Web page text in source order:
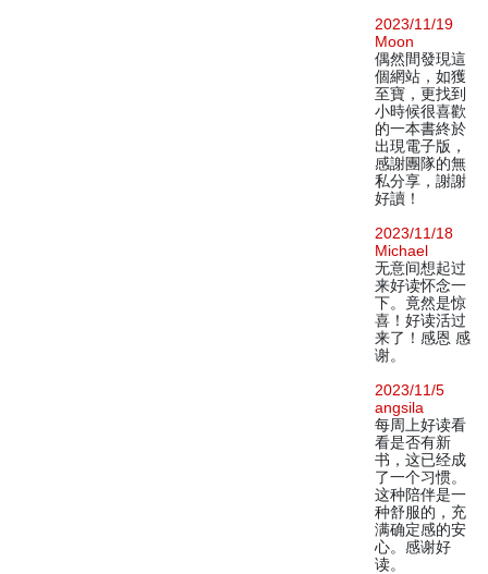
2023/11/19
Moon
偶然間發現這
個網站，如獲
至寶，更找到
小時候很喜歡
的一本書終於
出現電子版，
感謝團隊的無
私分享，謝謝
好讀！
2023/11/18
Michael
无意间想起过
来好读怀念一
下。竟然是惊
喜！好读活过
来了！感恩 感
谢。
2023/11/5
angsila
每周上好读看
看是否有新
书，这已经成
了一个习惯。
这种陪伴是一
种舒服的，充
满确定感的安
心。感谢好
读。